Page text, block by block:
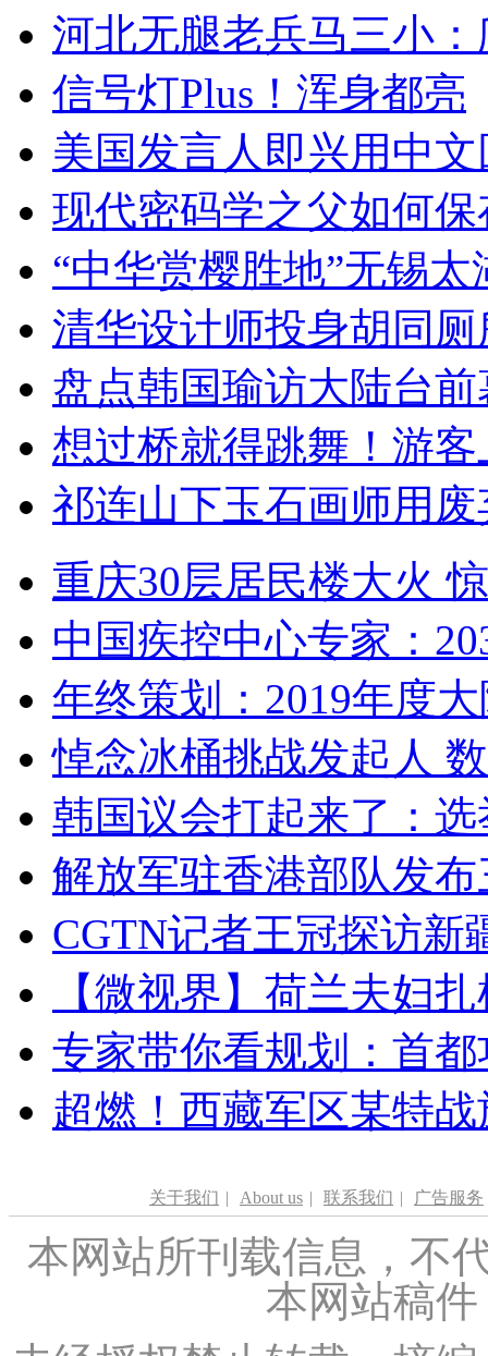
河北无腿老兵马三小
信号灯Plus！浑身都亮
美国发言人即兴用中
现代密码学之父如何
“中华赏樱胜地”无锡
清华设计师投身胡同
盘点韩国瑜访大陆台
想过桥就得跳舞！游客
祁连山下玉石画师用
重庆30层居民楼大火
中国疾控中心专家：
年终策划：2019年度
悼念冰桶挑战发起人
韩国议会打起来了：
解放军驻香港部队发
CGTN记者王冠探访新
【微视界】荷兰夫妇
专家带你看规划：首
超燃！西藏军区某特
关于我们 | About us | 联系我们 | 广告服务
本网站所刊载信息，不
本网站稿